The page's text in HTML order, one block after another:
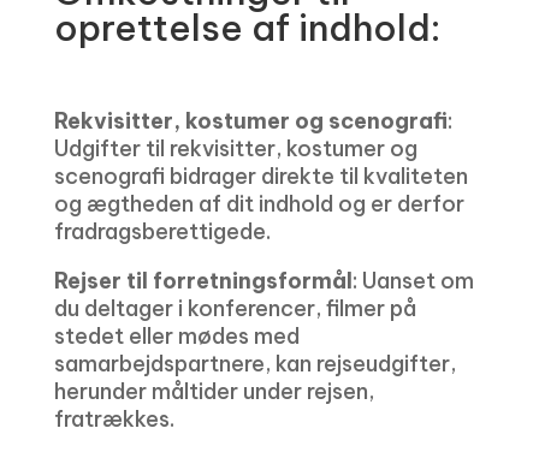
oprettelse af indhold:
Rekvisitter, kostumer og scenografi:
Udgifter til rekvisitter, kostumer og
scenografi bidrager direkte til kvaliteten
og ægtheden af ​​dit indhold og er derfor
fradragsberettigede.
Rejser til forretningsformål: Uanset om
du deltager i konferencer, filmer på
stedet eller mødes med
samarbejdspartnere, kan rejseudgifter,
herunder måltider under rejsen,
fratrækkes.